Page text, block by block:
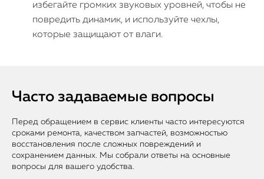
избегайте громких звуковых уровней, чтобы не
повредить динамик, и используйте чехлы,
которые защищают от влаги.
Часто задаваемые вопросы
Перед обращением в сервис клиенты часто интересуются
сроками ремонта, качеством запчастей, возможностью
восстановления после сложных повреждений и
сохранением данных. Мы собрали ответы на основные
вопросы для вашего удобства.